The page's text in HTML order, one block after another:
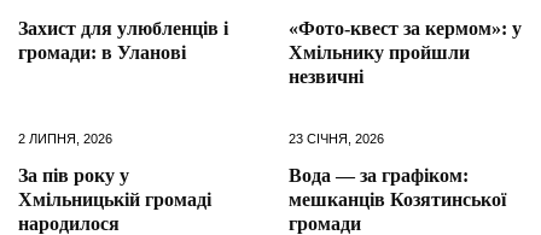
Захист для улюбленців і
громади: в Уланові
«Фото-квест за кермом»: у
Хмільнику пройшли
незвичні
2 ЛИПНЯ, 2026
За пів року у
Хмільницькій громаді
народилося
23 СІЧНЯ, 2026
Вода — за графіком:
мешканців Козятинської
громади